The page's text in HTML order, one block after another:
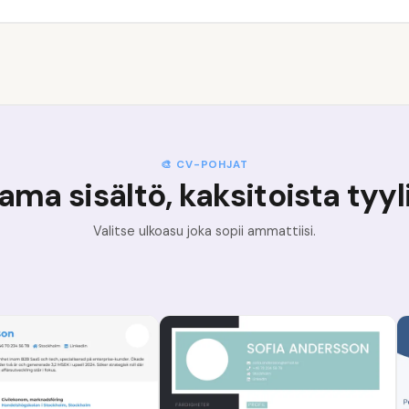
🎨 CV-POHJAT
sisältö, kaksitoista
Valitse ulkoasu joka sopii ammattiisi.